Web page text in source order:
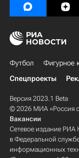
Футбол Фигурное
Спецпроекты
Версия 2023.1 Beta
© 2026 МИА «Россия
Вакансии
Сетевое издание РИА
в Федеральной
информационных